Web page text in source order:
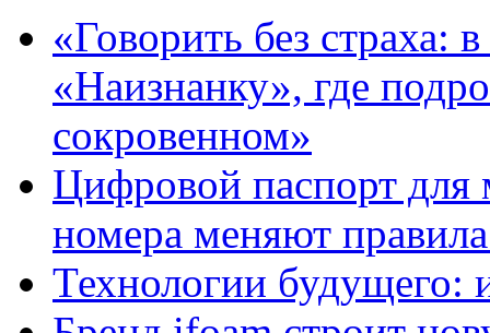
«Говорить без страха:
«Наизнанку», где
сокровенном»
Цифровой паспорт для
номера меняют
Технологии будущего: